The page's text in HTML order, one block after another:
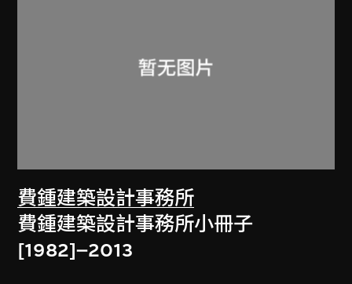
費鍾建築設計事務所
費鍾建築設計事務所小冊子
[1982]–2013